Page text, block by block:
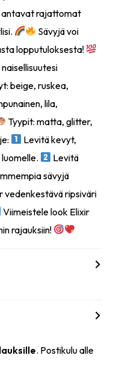
antavat rajattomat
Sävyjä voi
lopputuloksesta!
beige, ruskea,
lila,
Tyypit: matta, glitter,
Levitä kevyt,
Levitä
sävyjä
vedenkestävä ripsiväri
Viimeistele look Elixir
rajauksiin!
. Postikulu alle